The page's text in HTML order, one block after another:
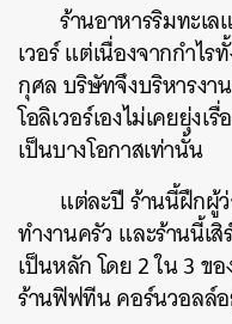
ร้านอาหารริมทะเ
เวอร์ แต่เนื่องจากกำไ
กุศล บริษัทจึงบริหารงา
โอลิเวอร์เองไม่เคยยุ่งเ
เป็นบางโอกาสเท่านั้น
แต่ละปี ร้านนี้ฝึกผู้
ทำงานครัว และร้านนี้เ
เป็นหลัก โดย 2 ใน 3 ข
ร้านฟิฟทีน คอร์นวอลล์